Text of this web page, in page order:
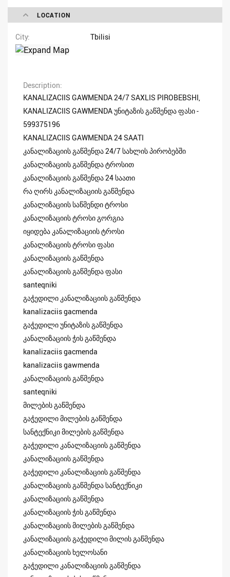
LOCATION
City Tbilisi
Description
KANALIZACIIS GAWMENDA 24/7 SAXLIS PIROBEBSHI,
KANALIZACIIS GAWMENDA უნიტაზის გაწმენდა ფასი -
599375196
KANALIZACIIS GAWMENDA 24 SAATI
კანალიზაციის გაწმენდა 24/7 სახლის პირობებში
კანალიზაციის გაწმენდა ტროსით
კანალიზაციის გაწმენდა 24 საათი
რა ღირს კანალიზაციის გაწმენდა
კანალიზაციის საწმენდი ტროსი
კანალიზაციის ტროსი გორგია
იყიდება კანალიზაციის ტროსი
კანალიზაციის ტროსი ფასი
კანალიზაციის გაწმენდა
კანალიზაციის გაწმენდა ფასი
santeqniki
გაჭედილი კანალიზაციის გაწმენდა
kanalizaciis gacmenda
გაჭედილი უნიტაზის გაწმენდა
კანალიზაციის ჭის გაწმენდა
kanalizaciis gacmenda
kanalizaciis gawmenda
კანალიზაციის გაწმენდა
santeqniki
მილების გაწმენდა
გაჭედილი მილების გაწმენდა
სანტექნიკი მილების გაწმენდა
გაჭედილი კანალიზაციის გაწმენდა
კანალიზაციის გაწმენდა
გაჭედილი კანალიზაციის გაწმენდა
კანალიზაციის გაწმენდა სანტექნიკი
კანალიზაციის გაწმენდა
კანალიზაციის ჭის გაწმენდა
კანალიზაციის მილების გაწმენდა
კანალიზაციის გაჭედილი მილის გაწმენდა
კანალიზაციის ხელოსანი
გაჭედილი კანალიზაციის გაწმენდა